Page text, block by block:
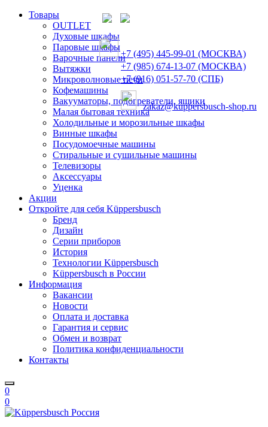
Товары
OUTLET
Духовые шкафы
Паровые шкафы
Варочные панели
Вытяжки
Микроволновые печи
Кофемашины
Вакууматоры, подогреватели, ящики
Малая бытовая техника
Холодильные и морозильные шкафы
Винные шкафы
Посудомоечные машины
Стиральные и сушильные машины
Телевизоры
Аксессуары
Уценка
Акции
Откройте для себя Küppersbusch
Бренд
Дизайн
Серии приборов
История
Технологии Küppersbusch
Küppersbusch в России
Информация
Вакансии
Новости
Оплата и доставка
Гарантия и сервис
Обмен и возврат
Политика конфиденциальности
Контакты
0
0
+7 (495) 445-99-01 (МОСКВА)
+7 (985) 674-13-07 (МОСКВА)
+7 (916) 051-57-70 (СПБ)
zakaz@kuppersbusch-shop.ru